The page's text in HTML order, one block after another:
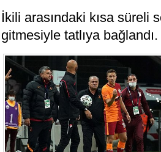
İkili arasındaki kısa süreli
gitmesiyle tatlıya bağlandı.